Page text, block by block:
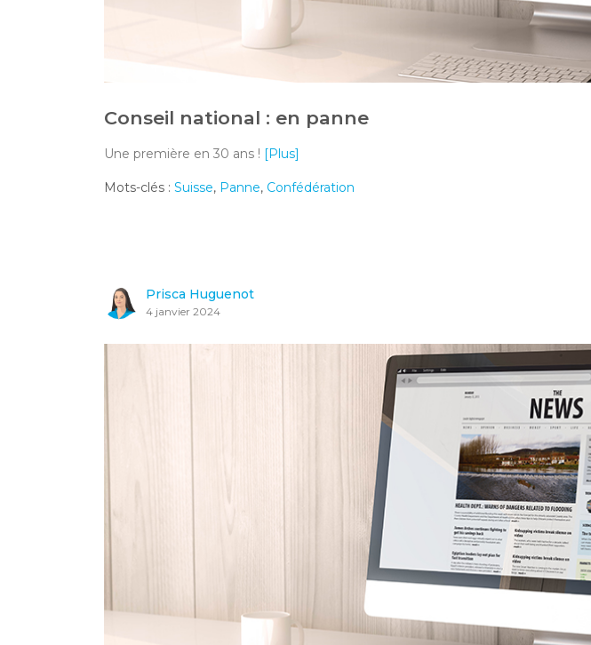
Conseil national : en panne
Une première en 30 ans ! [Plus]
Mots-clés : Suisse, Panne, Confédération
Prisca Huguenot
4 janvier 2024